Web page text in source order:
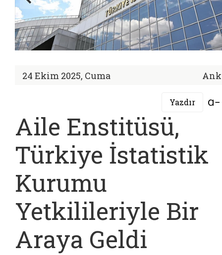
24 Ekim 2025, Cuma
Yazdır
Aile Enstitüsü,
Türkiye İstatistik
Kurumu
Yetkilileriyle Bir
Araya Geldi